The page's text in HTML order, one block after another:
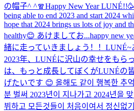
の帽子^ ^🧣Happy New Year
being able to end 2023 and start 2024
hope that 2024 brings us lots of joy and
healthy😊 あけましてお...happy new
緒に走っていきましょう！！ LUNÉ~
2023年、LUNÉに沢山の幸せをもら
は、もっと成長してぼくがLUNÉの
げたいです 😊 올해도 같이 행복한 추
분 벌써 2023년이 지나가고 2024년을
뷔하고 모든것들이 처음이여서 정신없